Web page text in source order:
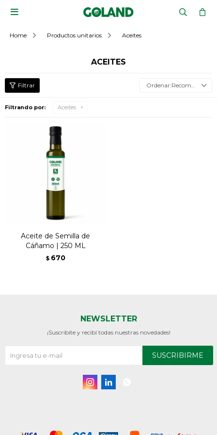

Home Productos unitarios Aceites
ACEITES
Recomendados
Filtrando por: Aceites
Aceite de Semilla de
Cáñamo | 250 ML
$ 670
NEWSLETTER
¡Suscribite y recibí todas nuestras novedades!
SUSCRIBIRME
 